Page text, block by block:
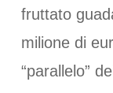
fruttato
milione di
“parallelo”